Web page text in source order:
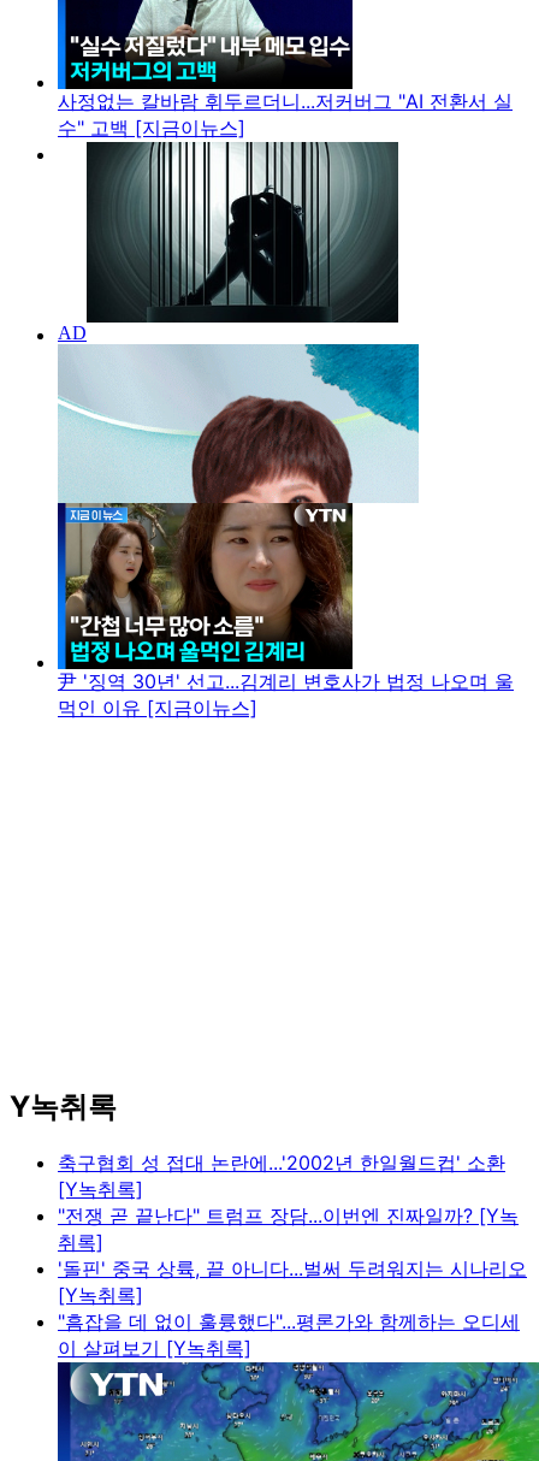
사정없는 칼바람 휘두르더니...저커버그 "AI 전환서 실
수" 고백 [지금이뉴스]
尹 '징역 30년' 선고...김계리 변호사가 법정 나오며 울
먹인 이유 [지금이뉴스]
Y녹취록
축구협회 성 접대 논란에...'2002년 한일월드컵' 소환
[Y녹취록]
"전쟁 곧 끝난다" 트럼프 장담...이번엔 진짜일까? [Y녹
취록]
'돌핀' 중국 상륙, 끝 아니다...벌써 두려워지는 시나리오
[Y녹취록]
"흠잡을 데 없이 훌륭했다"...평론가와 함께하는 오디세
이 살펴보기 [Y녹취록]